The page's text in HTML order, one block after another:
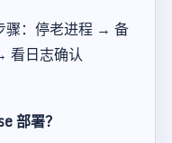
骤：停老进程 → 备
看日志确认
部署？